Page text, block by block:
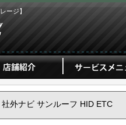
ージ】
外ナビ サンルーフ HID ETC